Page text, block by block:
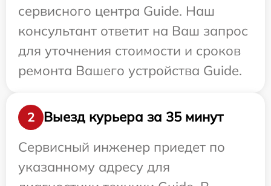
сервисного центра Guide. Наш
консультант ответит на Ваш запрос
для уточнения стоимости и сроков
ремонта Вашего устройства Guide.
2
Выезд курьера за 35 минут
Сервисный инженер приедет по
указанному адресу для